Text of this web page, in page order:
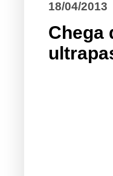
18/04/2013
Chega